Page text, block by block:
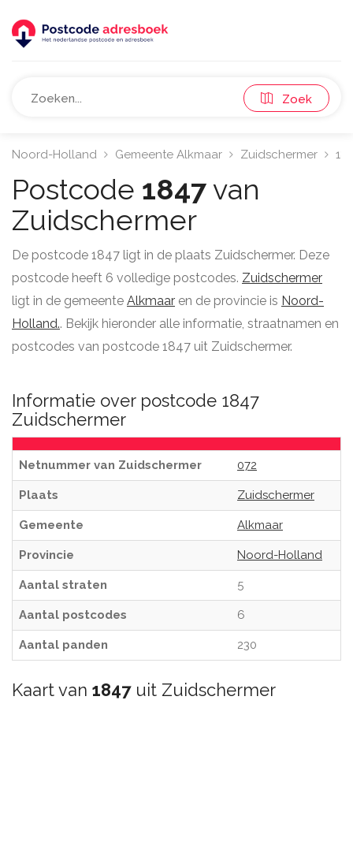
Zoek
Noord-Holland Gemeente Alkmaar Zuidschermer
Postcode 1847van
Zuidschermer
De postcode 1847 ligt in de plaats Zuidschermer. Deze
postcode heeft 6 volledige postcodes. Zuidschermer
ligt in de gemeente Alkmaar en de provincie is Noord-
Holland.. Bekijk hieronder alle informatie, straatnamen en
postcodes van postcode 1847 uit Zuidschermer.
Informatie over postcode 1847
Zuidschermer
Netnummer van Zuidschermer 072
Plaats Zuidschermer
Gemeente Alkmaar
Provincie Noord-Holland
Aantal straten 5
Aantal postcodes 6
Aantal panden 230
Kaart van 1847uit Zuidschermer